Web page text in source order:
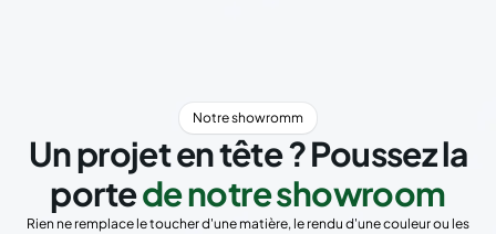
Notre showromm
Un projet en tête ? Poussez la
portede notre showroom
Rien ne remplace le toucher d'une matière, le rendu d'une couleur ou les